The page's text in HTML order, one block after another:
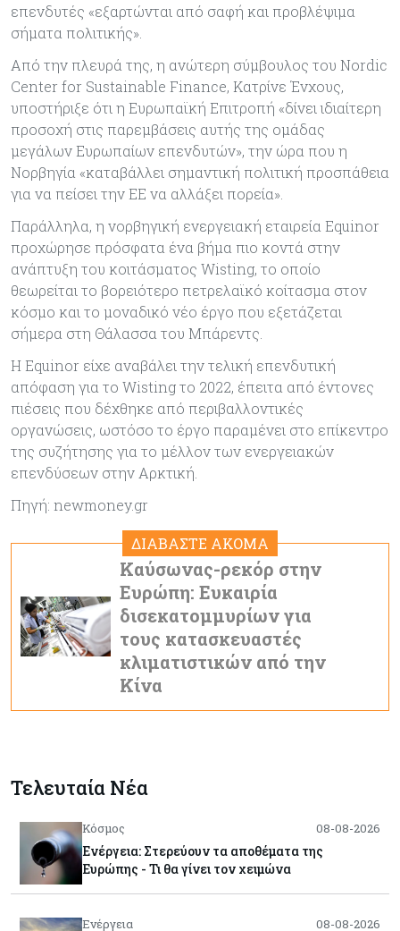
επενδυτές «εξαρτώνται από σαφή και προβλέψιμα
σήματα πολιτικής».
Από την πλευρά της, η ανώτερη σύμβουλος του Nordic
Center for Sustainable Finance, Κατρίνε Ένχους,
υποστήριξε ότι η Ευρωπαϊκή Επιτροπή «δίνει ιδιαίτερη
προσοχή στις παρεμβάσεις αυτής της ομάδας
μεγάλων Ευρωπαίων επενδυτών», την ώρα που η
Νορβηγία «καταβάλλει σημαντική πολιτική προσπάθεια
για να πείσει την ΕΕ να αλλάξει πορεία».
Παράλληλα, η νορβηγική ενεργειακή εταιρεία Equinor
προχώρησε πρόσφατα ένα βήμα πιο κοντά στην
ανάπτυξη του κοιτάσματος Wisting, το οποίο
θεωρείται το βορειότερο πετρελαϊκό κοίτασμα στον
κόσμο και το μοναδικό νέο έργο που εξετάζεται
σήμερα στη Θάλασσα του Μπάρεντς.
Η Equinor είχε αναβάλει την τελική επενδυτική
απόφαση για το Wisting το 2022, έπειτα από έντονες
πιέσεις που δέχθηκε από περιβαλλοντικές
οργανώσεις, ωστόσο το έργο παραμένει στο επίκεντρο
της συζήτησης για το μέλλον των ενεργειακών
επενδύσεων στην Αρκτική.
Πηγή: newmoney.gr
ΔΙΑΒΑΣΤΕ ΑΚΟΜΑ
Καύσωνας-ρεκόρ στην
Ευρώπη: Ευκαιρία
δισεκατομμυρίων για
τους κατασκευαστές
κλιματιστικών από την
Κίνα
Τελευταία Νέα
Κόσμος 08-08-2026
Ενέργεια: Στερεύουν τα αποθέματα της
Ευρώπης - Τι θα γίνει τον χειμώνα
Ενέργεια 08-08-2026